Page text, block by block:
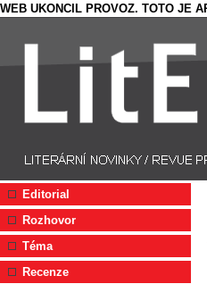
WEB UKONCIL PROVOZ. TOTO JE
Editorial
Rozhovor
Téma
Recenze